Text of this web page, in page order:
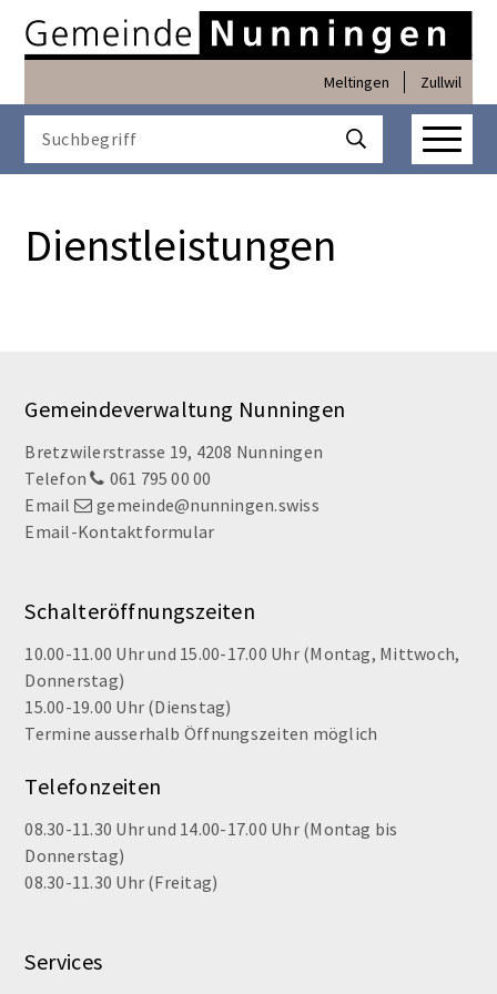
Navigieren in
Schnellnavigation
Meltingen Zullwil
Suche starten
Dienstleistungen
Footer
Gemeindeverwaltung Nunningen
Bretzwilerstrasse 19, 4208 Nunningen
Telefon
061 795 00 00
Email
gemeinde@nunningen.swiss
Email-Kontaktformular
Schalteröffnungszeiten
10.00-11.00 Uhr und 15.00-17.00 Uhr (Montag, Mittwoch,
Donnerstag)
15.00-19.00 Uhr (Dienstag)
Termine ausserhalb Öffnungszeiten möglich
Telefonzeiten
08.30-11.30 Uhr und 14.00-17.00 Uhr (Montag bis
Donnerstag)
08.30-11.30 Uhr (Freitag)
Services